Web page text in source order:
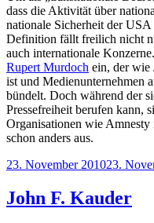
dass die Aktivität über
nationale Sicherheit der
Definition fällt freilich nicht
auch internationale
Rupert Murdoch ein, der wie
ist und Medienunternehmen
bündelt. Doch während der
Pressefreiheit berufen kann,
Organisationen wie
schon anders aus.
Veröffentlicht
23. November 201023.
John F. Kauder